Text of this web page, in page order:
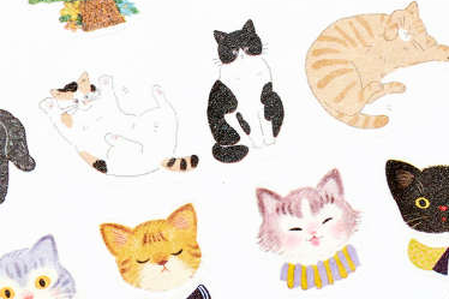
みちくさアーケード
手帳に住む人たち
和柄
ッカー その他
新
品
雑貨